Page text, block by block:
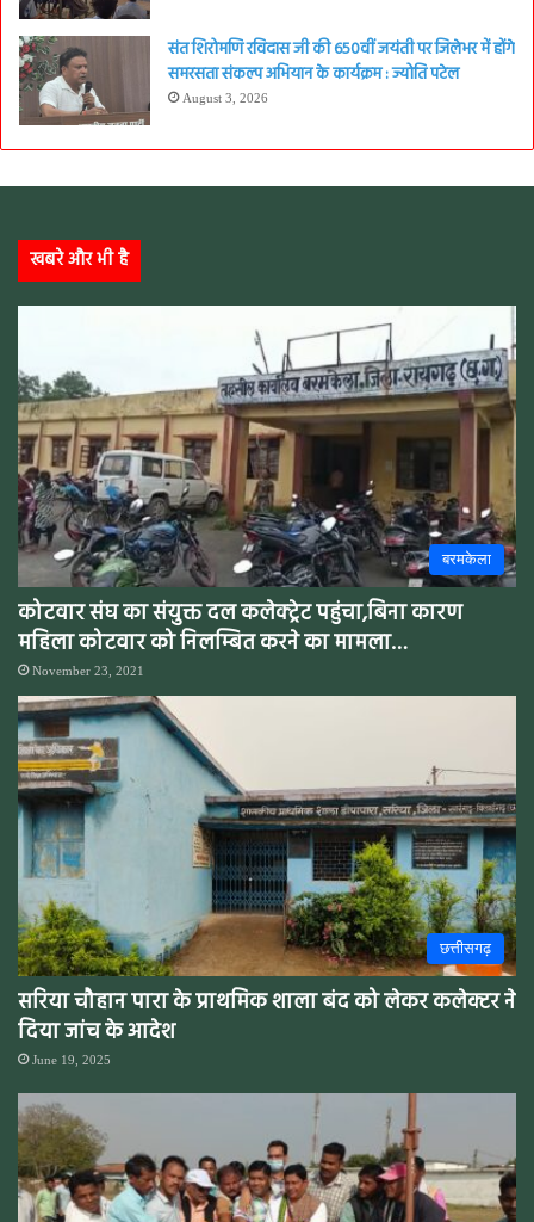
संत शिरोमणि रविदास जी की 650वीं जयंती पर जिलेभर में होंगे
समरसता संकल्प अभियान के कार्यक्रम : ज्योति पटेल
August 3, 2026
खबरे और भी है
बरमकेला
कोटवार संघ का संयुक्त दल कलेक्ट्रेट पहुंचा,बिना कारण
महिला कोटवार को निलम्बित करने का मामला…
November 23, 2021
छत्तीसगढ़
सरिया चौहान पारा के प्राथमिक शाला बंद को लेकर कलेक्टर ने
दिया जांच के आदेश
June 19, 2025